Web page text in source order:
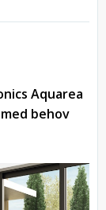
Aquarea
behov